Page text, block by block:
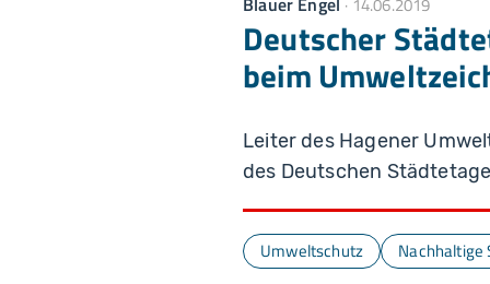
Deutscher
beim
Leiter des Hagener
des Deutschen
Umweltschutz Nachhaltige